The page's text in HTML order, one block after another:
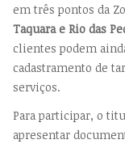
em três pontos da
Taquara e Rio das
clientes podem
cadastramento de
serviços.
Para participar, o
apresentar